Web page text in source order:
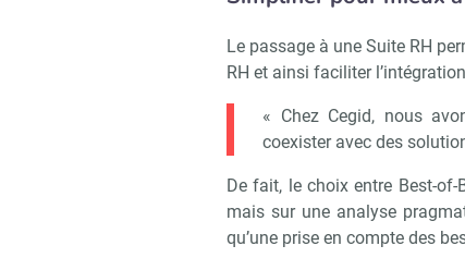
Le passage à une Suite RH
RH et ainsi faciliter
« Chez Cegid, nous
coexister avec des
De fait, le choix entre Best-
mais sur une analyse
qu’une prise en compte des